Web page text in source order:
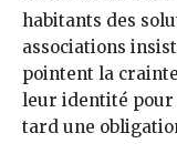
habitants des
associations
pointent la
leur identité
tard une